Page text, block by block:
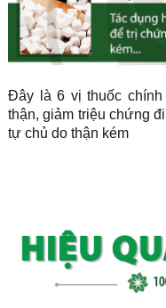
Đây là 6 vị thuốc
thận, giảm triệu chứng
tự chủ do thận kém